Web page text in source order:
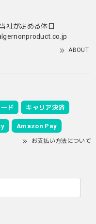
社が定める休日
ABOUT
ド キャリア決済
Amazon Pay
お支払い方法について